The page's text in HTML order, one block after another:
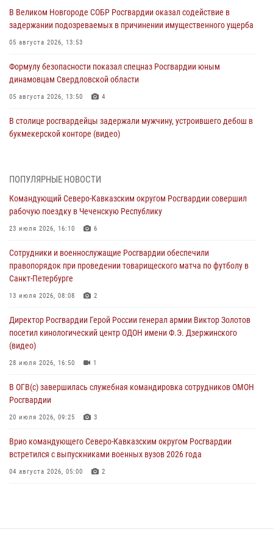
В Великом Новгороде СОБР Росгвардии оказал содействие в
задержании подозреваемых в причинении имущественного ущерба
05 августа 2026, 13:53
Формулу безопасности показал спецназ Росгвардии юным
динамовцам Свердловской области
05 августа 2026, 13:50 4
В столице росгвардейцы задержали мужчину, устроившего дебош в
букмекерской конторе (видео)
В Удмуртии при силовой поддержке спецназа Росгвардии
оздоровительных услуг (видео)
05 августа 2026, 13:20
посетили мастер-класс по художественной гимнастике
05 августа 2026, 13:00 3
Офицеры Росгвардии и ветераны войск правопорядка почтили
05 августа 2026, 12:40
Росгвардейцы приняли участие в акции «Волна памяти»,
посвящённой 83‑й годовщине освобождения Белгорода от
05 августа 2026, 12:13
ПОПУЛЯРНЫЕ НОВОСТИ
Командующий Северо-Кавказским округом Росгвардии совершил
рабочую поездку в Чеченскую Республику
23 июля 2026, 16:10 6
Сотрудники и военнослужащие Росгвардии обеспечили
правопорядок при проведении товарищеского матча по футболу в
Санкт-Петербурге
13 июля 2026, 08:08 2
Директор Росгвардии Герой России генерал армии Виктор Золотов
посетил кинологический центр ОДОН имени Ф.Э. Дзержинского
(видео)
28 июля 2026, 16:50 1
В ОГВ(с) завершилась служебная командировка сотрудников ОМОН
Росгвардии
20 июля 2026, 09:25 3
Врио командующего Северо-Кавказским округом Росгвардии
встретился с выпускниками военных вузов 2026 года
04 августа 2026, 05:00 2